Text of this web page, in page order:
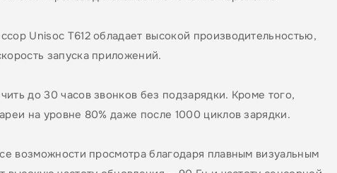
Unisoc T612 обладает высокой производительностью,
запуска приложений.
до 30 часов звонков без подзарядки. Кроме того,
на уровне 80% даже после 1000 циклов зарядки.
возможности просмотра благодаря плавным визуальным